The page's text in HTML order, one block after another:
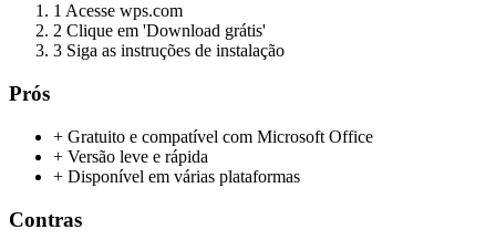
1 Acesse wps.com
2 Clique em 'Download grátis'
3 Siga as instruções de instalação
Prós
+ Gratuito e compatível com Microsoft Office
+ Versão leve e rápida
+ Disponível em várias plataformas
Contras